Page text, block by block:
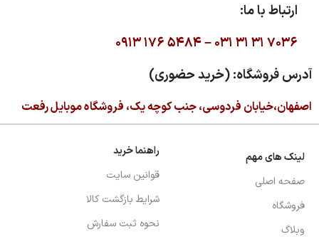
ارتباط با ما:
۰۹۱۳ ۱۷۶ ۵۴۸۴ –۰۳۱ ۳۱ ۳۱ ۷۰۳۶
آدرس فروشگاه: (خرید حضوری)
اصفهان،خیابان فردوسی، جنب کوچه یک، فروشگاه موبایل رفعت
لینک های مهم
صفحه اصلی
فروشگاه
وبلاگ
راهنما خرید
قوانین سایت
شرایط بازگشت کالا
نحوه ثبت سفارش